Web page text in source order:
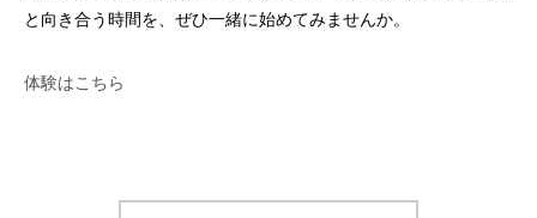
と向き合う時間を、ぜひ一緒に始めてみませんか。
体験はこちら